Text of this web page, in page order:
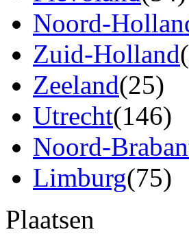
Noord-
Zuid-Holland
Zeeland(25)
Utrecht(146)
Noord-
Limburg(75)
Plaatsen